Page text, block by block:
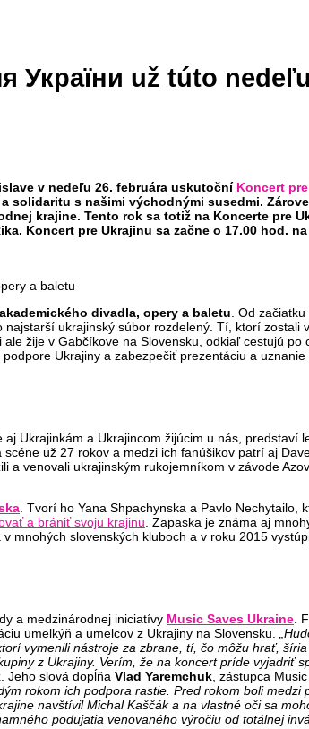
України už túto
v nedeľu 26. februára uskutoční Koncert
s našimi východnými susedmi.
krajine. Tento rok sa totiž na Koncerte pre
Koncert pre Ukrajinu sa začne o 17.00 hod.
a baletu
divadla, opery a baletu . Od
ukrajinský súbor rozdelený. Tí, ktorí zostali
žije v Gabčíkove na Slovensku, odkiaľ cestujú
Ukrajiny a zabezpečiť prezentáciu a
Ukrajinkám a Ukrajincom žijúcim u nás, predstaví
už 27 rokov a medzi ich fanúšikov patrí aj
a venovali ukrajinským rukojemníkom v závode
. Tvorí ho Yana Shpachynska a Pavlo
a brániť svoju krajinu . Zapaska je známa aj
v mnohých slovenských kluboch a v roku 2015
a medzinárodnej iniciatívy Music Saves Ukraine .
umelkýň a umelcov z Ukrajiny na Slovensku.
vymenili nástroje za zbrane, tí, čo môžu hrať,
z Ukrajiny. Verím, že na koncert príde vyjadriť
. Jeho slová dopĺňa Vlad Yaremchuk , zástupca Music
rokom ich podpora rastie. Pred rokom boli
navštívil Michal Kaščák a na vlastné oči sa
podujatia venovaného výročiu od totálnej